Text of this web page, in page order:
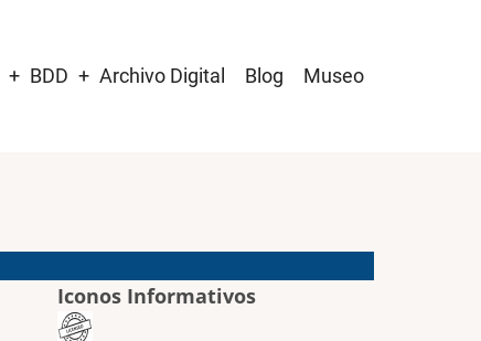
BDD Archivo Digital Blog Museo
Iconos Informativos